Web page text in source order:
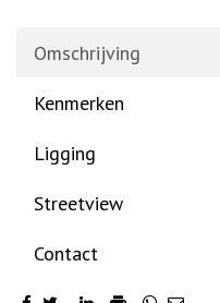
Omschrijving
Kenmerken
Ligging
Streetview
Contact